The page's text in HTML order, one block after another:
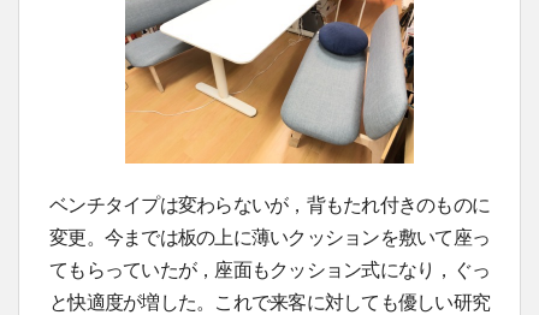
ベンチタイプは変わらないが，背もたれ付きのものに
変更。今までは板の上に薄いクッションを敷いて座っ
てもらっていたが，座面もクッション式になり，ぐっ
と快適度が増した。これで来客に対しても優しい研究